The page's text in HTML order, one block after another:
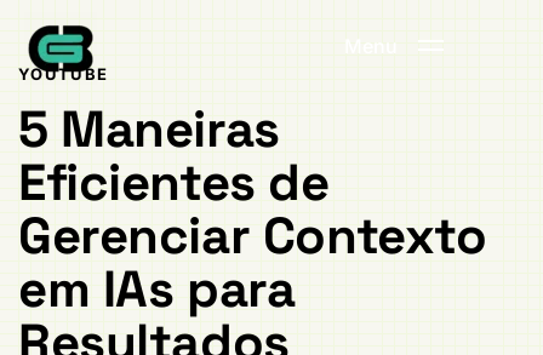
Menu
EM:
YOUTUBE
5 Maneiras
Eficientes de
Gerenciar Contexto
em IAs para
em: